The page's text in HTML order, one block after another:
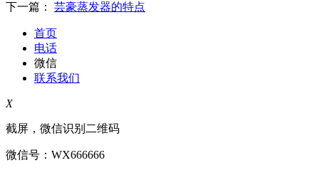
下一篇： 芸豪蒸发器的特点
首页
电话
微信
联系我们
X
截屏，微信识别二维码
微信号： WX666666